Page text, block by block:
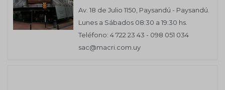
Av. 18 de Julio 1150, Paysandú - Paysandú.
Lunes a Sábados 08:30 a 19:30 hs.
Teléfono: 4 722 23 43 - 098 051 034
sac@macri.com.uy